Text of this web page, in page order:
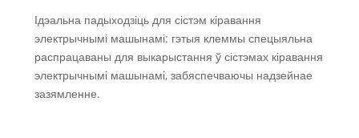
Ідэальна падыходзіць для сістэм кіравання
электрычнымі машынамі: гэтыя клеммы спецыяльна
распрацаваны для выкарыстання ў сістэмах кіравання
электрычнымі машынамі, забяспечваючы надзейнае
зазямленне.